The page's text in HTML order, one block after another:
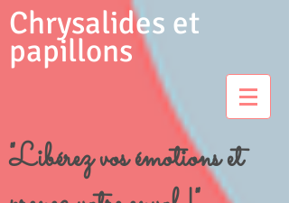
Chrysalides et
papillons
"Libérez vos émotions et